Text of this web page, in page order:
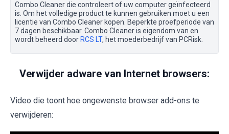
Combo Cleaner die controleert of uw computer geïnfecteerd
is. Om het volledige product te kunnen gebruiken moet u een
licentie van Combo Cleaner kopen. Beperkte proefperiode van
7 dagen beschikbaar. Combo Cleaner is eigendom van en
wordt beheerd door RCS LT, het moederbedrijf van PCRisk.
Verwijder adware van Internet browsers:
Video die toont hoe ongewenste browser add-ons te
verwijderen: